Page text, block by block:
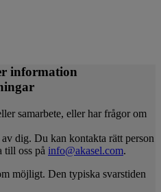
information
samarbete, eller har frågor om
dig. Du kan kontakta rätt person
till oss på info@akasel.com.
möjligt. Den typiska svarstiden